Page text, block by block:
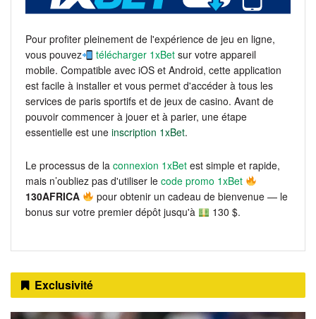
Pour profiter pleinement de l'expérience de jeu en ligne,
vous pouvez
télécharger 1xBet sur votre appareil
mobile. Compatible avec iOS et Android, cette application
est facile à installer et vous permet d'accéder à tous les
services de paris sportifs et de jeux de casino. Avant de
pouvoir commencer à jouer et à parier, une étape
essentielle est une inscription 1xBet.
Le processus de la connexion 1xBet est simple et rapide,
mais n’oubliez pas d'utiliser le code promo 1xBet
130AFRICA
pour obtenir un cadeau de bienvenue — le
bonus sur votre premier dépôt jusqu'à
130 $.
Exclusivité